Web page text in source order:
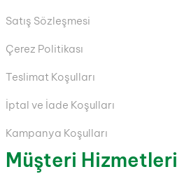
Satış Sözleşmesi
Çerez Politikası
Teslimat Koşulları
İptal ve İade Koşulları
Kampanya Koşulları
Müşteri Hizmetleri